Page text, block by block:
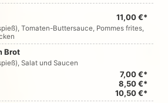
11,00 €*
Tomaten-Buttersauce, Pommes frites,
Brot
Salat und Saucen
7,00 €*
8,50 €*
10,50 €*